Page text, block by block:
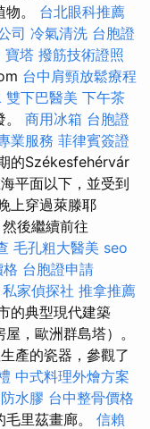
。 台北眼科推薦
司 冷氣清洗 台胞證
寶塔 撥筋技術證照
台中肩頸放鬆療程
雙下巴醫美 下午茶
商用冰箱 台胞證
業服務 菲律賓簽證
的Székesfehérvár
平面以下，並受到
上穿過萊滕耶
後繼續前往
毛孔粗大醫美 seo
台胞證申請
私家偵探社 推拿推薦
的典型現代建築
，歐洲群島塔）。
產的瓷器，參觀了
中式料理外燴方案
防水膠 台中整骨價格
里茲畫廊。 信賴